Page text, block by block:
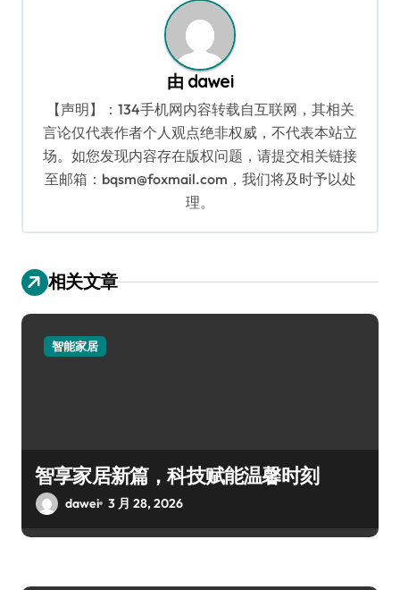
由 dawei
【声明】：134手机网内容转载自互联网，其相关
言论仅代表作者个人观点绝非权威，不代表本站立
场。如您发现内容存在版权问题，请提交相关链接
至邮箱：bqsm@foxmail.com，我们将及时予以处
理。
相关文章
智能家居
智享家居新篇，科技赋能温馨时刻
dawei 3 月 28, 2026